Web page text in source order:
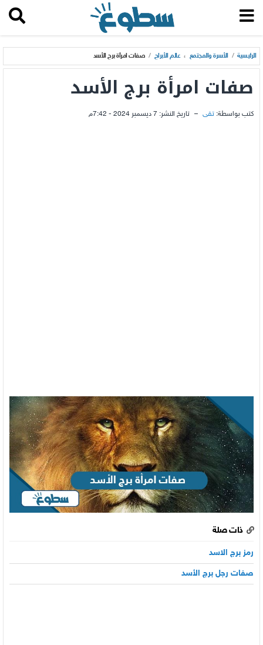
الرئيسية / الأسرة والمجتمع ، عالم الأبراج / صفات امرأة برج الأسد
صفات امرأة برج الأسد
كتب بواسطة: تقى – تاريخ النشر: 7 ديسمبر 2024 - 7:42م
ذات صلة
رمز برج الاسد
صفات رجل برج الأسد